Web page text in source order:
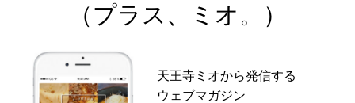
（プラス、ミオ。）
天王寺ミオから発信する
ウェブマガジン